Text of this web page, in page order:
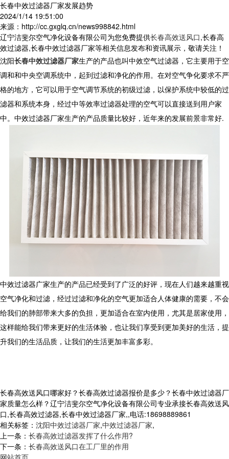
长春中效过滤器厂家发展趋势
2024/1/14 19:51:00
来源：http://cc.gxglq.cn/news998842.html
辽宁洁斐尔空气净化设备有限公司为您免费提供长春高效送风口,长春高
效过滤器,长春中效过滤器厂家等相关信息发布和资讯展示，敬请关注！
沈阳长春中效过滤器厂家生产的产品也叫中效空气过滤器，它主要用于空
调和和中央空调系统中，起到过滤和净化的作用。在对空气争化要求不严
格的地方，它可以用于空气调节系统的初级过滤，以保护系统中较低的过
滤器和系统本身，经过中等效率过滤器处理的空气可以直接送到用户家
中。中效过滤器厂家生产的产品质量比较好，近年来的发展前景非常好.
中效过滤器广家生产的产品已经受到了广泛的好评，现在人们越来越重视
空气净化和过滤，经过过滤和净化的空气更加适合人体健康的需要，不会
给我们的肺部带来大多的负担，更加适合在室内使用，尤其是居家使用，
这样能给我们带来更好的生活体验，也让我们享受到更加美好的生活，提
升我们的生活品质，让我们的生活更加丰富多彩。
长春高效送风口哪家好？长春高效过滤器报价是多少？长春中效过滤器厂
家质量怎么样？辽宁洁斐尔空气净化设备有限公司专业承接长春高效送风
口,长春高效过滤器,长春中效过滤器厂家,,电话:18698889861
相关标签： 沈阳中效过滤器厂家,中效过滤器厂家,
上一条： 长春高效过滤器发挥了什么作用?
下一条： 长春高效送风口在工厂里的作用